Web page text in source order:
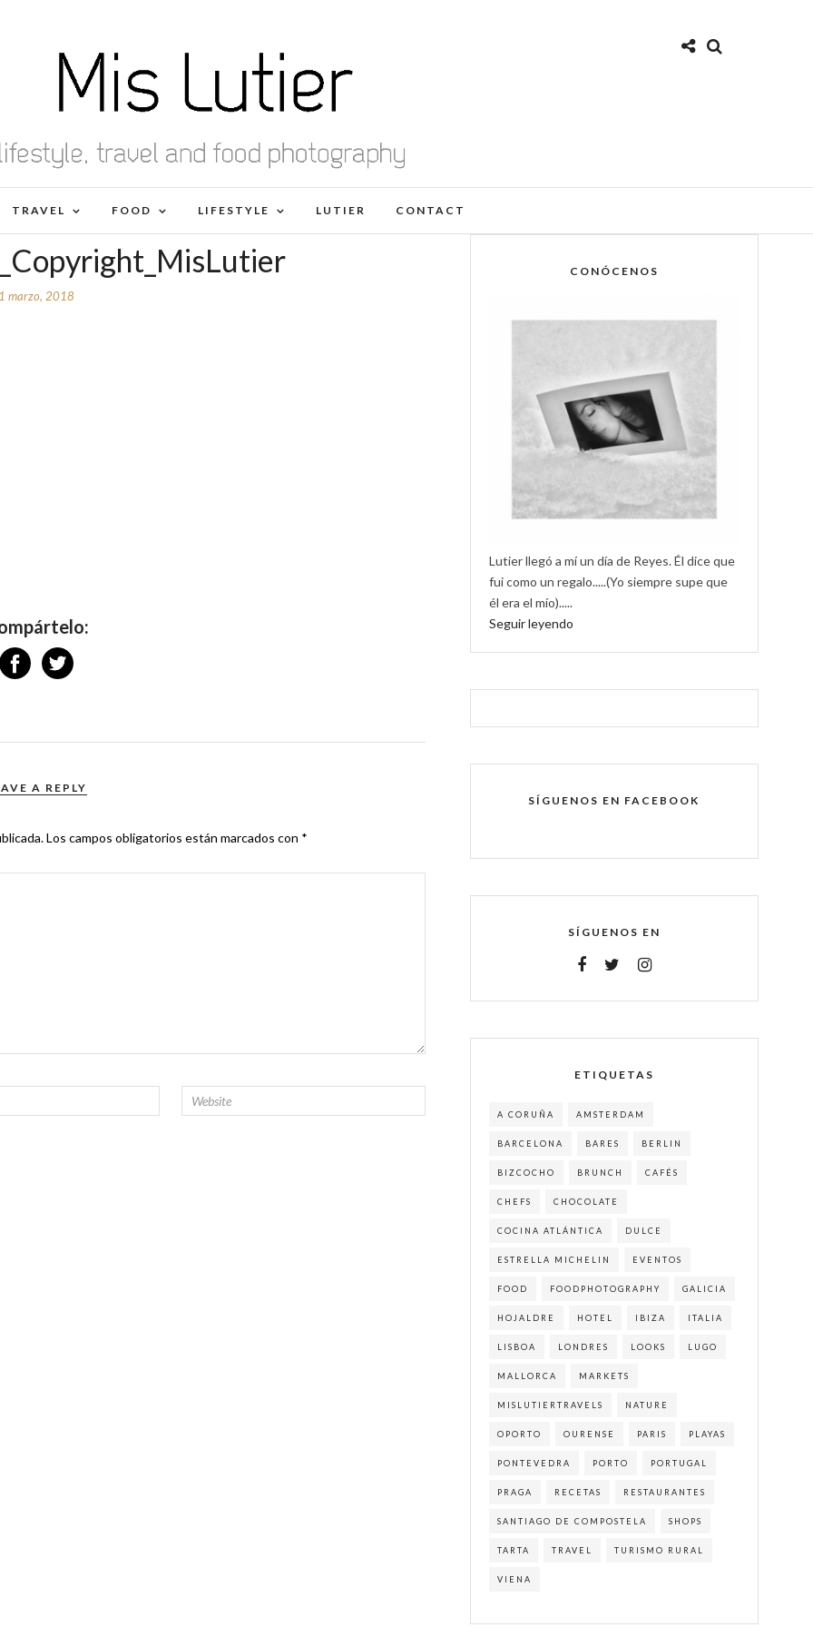
TRAVEL FOOD LIFESTYLE LUTIER CONTACT
marzo, 2018
A REPLY
Los campos obligatorios están marcados con *
CONÓCENOS
Lutier llegó a mí un día de Reyes. Él dice que
fui como un regalo.....(Yo siempre supe que
él era el mío).....
Seguir leyendo
SÍGUENOS EN FACEBOOK
SÍGUENOS EN
ETIQUETAS
A CORUÑA AMSTERDAM
BARCELONA BARES BERLIN
BIZCOCHO BRUNCH CAFÉS
CHEFS CHOCOLATE
COCINA ATLÁNTICA DULCE
ESTRELLA MICHELIN EVENTOS
FOOD FOODPHOTOGRAPHY GALICIA
HOJALDRE HOTEL IBIZA ITALIA
LISBOA LONDRES LOOKS LUGO
MALLORCA MARKETS
MISLUTIERTRAVELS NATURE
OPORTO OURENSE PARIS PLAYAS
PONTEVEDRA PORTO PORTUGAL
PRAGA RECETAS RESTAURANTES
SANTIAGO DE COMPOSTELA SHOPS
TARTA TRAVEL TURISMO RURAL
VIENA